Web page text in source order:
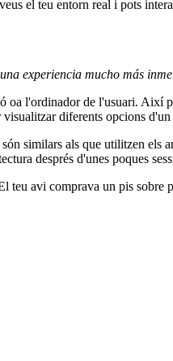
el teu entorn real i pots
experiencia mucho más
oa l'ordinador de l'usuari. Així
diferents opcions
són similars als que utilitzen els
després d'unes poques
teu avi comprava un pis